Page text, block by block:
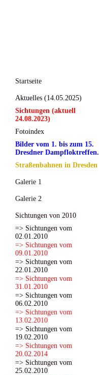
Startseite
Aktuelles (14.05.2025)
Sichtungen (aktuell
24.08.2023)
Fotoindex
Bilder vom 1. bis zum 15.
Dresdner Dampfloktreffen.
Straßenbahnen in Dresden
Galerie 1
Galerie 2
Sichtungen von 2010
=> Sichtungen vom
02.01.2010
=> Sichtungen vom
09.01.2010
=> Sichtungen vom
22.01.2010
=> Sichtungen vom
31.01.2010
=> Sichtungen vom
06.02.2010
=> Sichtungen vom
13.02.2010
=> Sichtungen vom
19.02.2010
=> Sichtungen vom
20.02.2014
=> Sichtungen vom
25.02.2010